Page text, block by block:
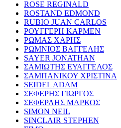
ROSE REGINALD
ROSTAND EDMOND
RUBIO JUAN CARLOS
ΡΟΥΓΓΕΡΗ ΚΑΡΜΕΝ
ΡΩΜΑΣ ΧΑΡΗΣ
ΡΩΜΝΙΟΣ ΒΑΓΓΕΛΗΣ
SAYER JONATHAN
ΣΑΜΙΩΤΗΣ ΕΥΑΓΓΕΛΟΣ
ΣΑΜΠΑΝΙΚΟΥ ΧΡΙΣΤΙΝΑ
SEIDEL ADAM
ΣΕΦΕΡΗΣ ΓΙΩΡΓΟΣ
ΣΕΦΕΡΛΗΣ ΜΑΡΚΟΣ
SIMON NEIL
SINCLAIR STEPHEN